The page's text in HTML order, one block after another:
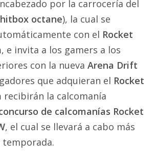
por la carrocería del
hitbox octane), la cual se
con el Rocket
, e invita a los gamers a los
con la nuevaArena Drift
que adquieran el Rocket
recibirán la calcomanía
de calcomanías Rocket
, el cual se llevará a cabo más
temporada.